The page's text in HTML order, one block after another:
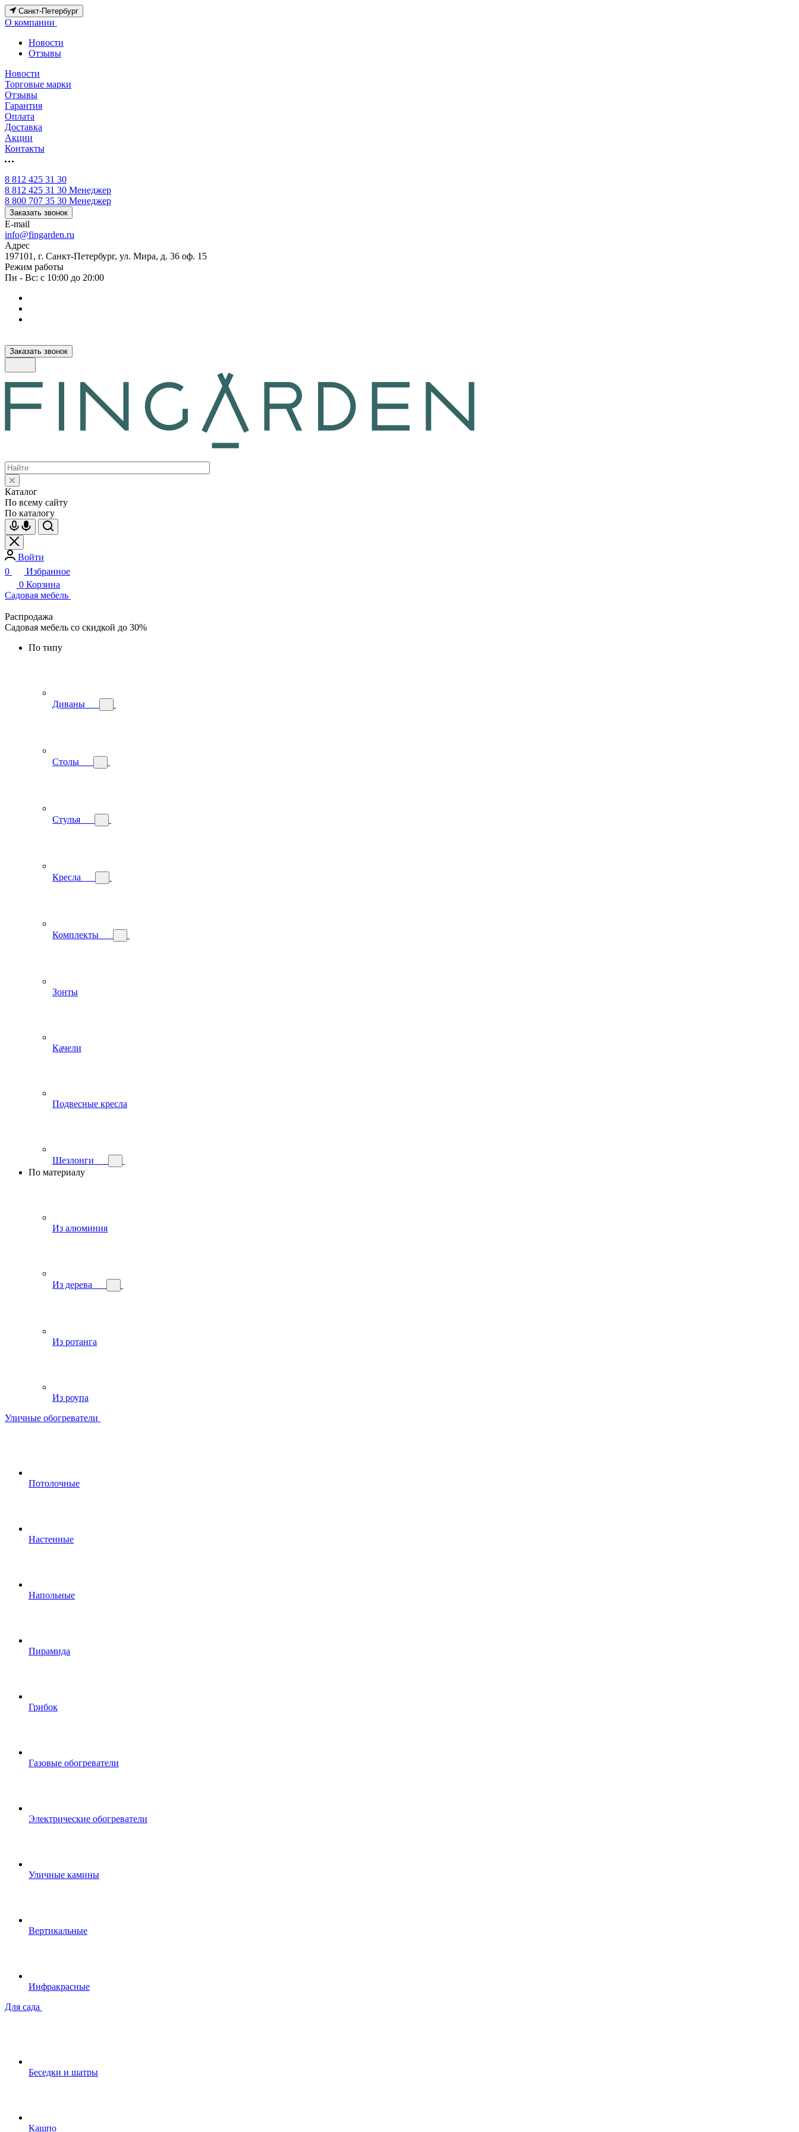
Санкт-Петербург
О компании
Новости
Отзывы
Новости
Торговые марки
Отзывы
Гарантия
Оплата
Доставка
Акции
Контакты
8 812 425 31 30
8 812 425 31 30 Менеджер
8 800 707 35 30 Менеджер
Заказать звонок
E-mail
info@fingarden.ru
Адрес
197101, г. Санкт-Петербург, ул. Мира, д. 36 оф. 15
Режим работы
Пн - Вс: с 10:00 до 20:00
Заказать звонок
Каталог
По всему сайту
По каталогу
Войти
0
Избранное
0 Корзина
Садовая мебель
Распродажа
Садовая мебель со скидкой до 30%
По типу
Диваны
Столы
Стулья
Кресла
Комплекты
Зонты
Качели
Подвесные кресла
Шезлонги
По материалу
Из алюминия
Из дерева
Из ротанга
Из роупа
Уличные обогреватели
Потолочные
Настенные
Напольные
Пирамида
Грибок
Газовые обогреватели
Электрические обогреватели
Уличные камины
Вертикальные
Инфракрасные
Для сада
Беседки и шатры
Кашпо